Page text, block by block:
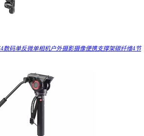
数码单反微单相机户外摄影摄像便携支撑架碳纤维4节